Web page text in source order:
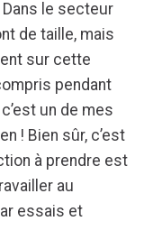
le secteur
de taille, mais
sur cette
pendant
un de mes
! Bien sûr, c’est
à prendre est
au
essais et